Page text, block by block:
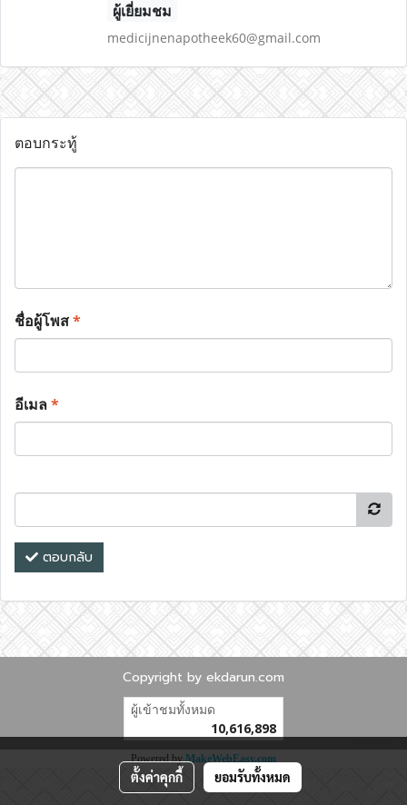
ผู้เยี่ยมชม
medicijnenapotheek60@gmail.com
ตอบกระทู้
ชื่อผู้โพส*
อีเมล*
ตอบกลับ
Copyright by ekdarun.com
ผู้เข้าชมทั้งหมด
10,616,898
Powered byMakeWebEasy.com
ตั้งค่าคุกกี้ ยอมรับทั้งหมด